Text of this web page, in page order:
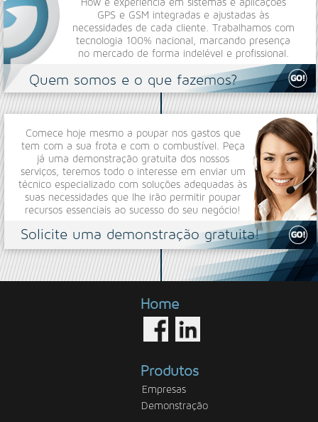
How e experiência em sistemas e aplicações
GPS e GSM integradas e ajustadas às
necessidades de cada cliente. Trabalhamos com
tecnologia 100% nacional, marcando presença
no mercado de forma indelével e profissional.
Quem somos e o que fazemos?
Comece hoje mesmo a poupar nos gastos que
tem com a sua frota e com o combustível. Peça
já uma demonstração gratuita dos nossos
serviços, teremos todo o interesse em enviar um
técnico especializado com soluções adequadas às
suas necessidades que lhe irão permitir poupar
recursos essenciais ao sucesso do seu negócio!
Solicite uma demonstração gratuita!
Home
Produtos
Empresas
Demonstração